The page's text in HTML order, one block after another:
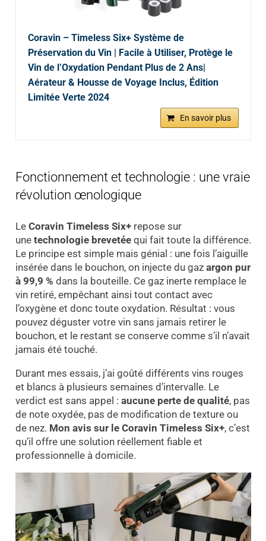
Coravin – Timeless Six+ Système de
Préservation du Vin | Facile à Utiliser, Protège le
Vin de l’Oxydation Pendant Plus de 2 Ans|
Aérateur & Housse de Voyage Inclus, Édition
Limitée Verte 2024
En savoir plus
Fonctionnement et technologie : une vraie
révolution œnologique
Le Coravin Timeless Six+repose sur
une technologie brevetéequi fait toute la différence.
Le principe est simple mais génial : une fois l’aiguille
insérée dans le bouchon, on injecte du gaz argon pur
à 99,9 % dans la bouteille. Ce gaz inerte remplace le
vin retiré, empêchant ainsi tout contact avec
l’oxygène et donc toute oxydation. Résultat : vous
pouvez déguster votre vin sans jamais retirer le
bouchon, et le restant se conserve comme s’il n’avait
jamais été touché.
Durant mes essais, j’ai goûté différents vins rouges
et blancs à plusieurs semaines d’intervalle. Le
verdict est sans appel : aucune perte de qualité, pas
de note oxydée, pas de modification de texture ou
de nez. Mon avis sur le Coravin Timeless Six+, c’est
qu’il offre une solution réellement fiable et
professionnelle à domicile.